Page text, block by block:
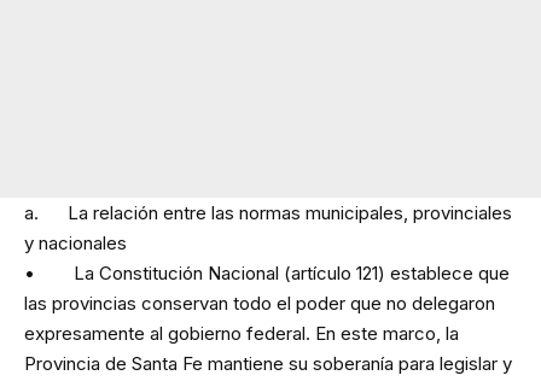
a. La relación entre las normas municipales, provinciales
y nacionales
• La Constitución Nacional (artículo 121) establece que
las provincias conservan todo el poder que no delegaron
expresamente al gobierno federal. En este marco, la
Provincia de Santa Fe mantiene su soberanía para legislar y